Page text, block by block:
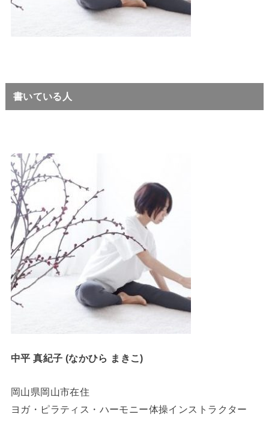
書いている人
中平 真紀子 (なかひら まきこ)
岡山県岡山市在住
ヨガ・ピラティス・ハーモニー体操インストラクター